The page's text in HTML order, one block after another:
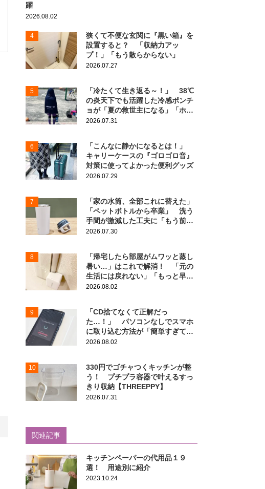
躍
2026.08.02
4
狭くて不便な玄関に『黒い箱』を
設置すると？ 「収納力アッ
プ！」「もう散らからない」
2026.07.27
5
「冷たくて生き返る～！」 38℃
の炎天下でも活躍した冷感ポンチ
ョが「夏の救世主になる」「ホン
ト買ってよかった」
2026.07.31
6
「こんなに静かになるとは！」
キャリーケースの『ゴロゴロ音』
対策に使ってよかった便利グッズ
2026.07.29
7
「家の水筒、全部これに替えた」
「ペットボトルから卒業」 洗う
手間が激減した工夫に「もう前の
に戻れない！」
2026.07.30
8
「帰宅したら部屋がムワッと蒸し
暑い…」はこれで解消！ 「元の
生活には戻れない」「もっと早く
知りたかった」
2026.08.02
9
「CD捨てなくて正解だっ
た…！」 パソコンなしでスマホ
に取り込む方法が「簡単すぎて拍
子抜け」「この曲聴きたかった
2026.08.02
10
330円でゴチャつくキッチンが整
う！ プチプラ容器で叶えるすっ
きり収納【THREEPPY】
2026.07.31
関連記事
キッチンペーパーの代用品１９
選！ 用途別に紹介
2023.10.24